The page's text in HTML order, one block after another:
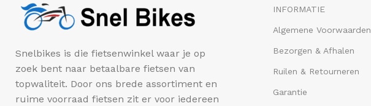
Snelbikes is die fietsenwinkel waar je op
zoek bent naar betaalbare fietsen van
topwaliteit. Door ons brede assortiment en
ruime voorraad fietsen zit er voor iedereen
INFORMATIE
Algemene Voorwaarden
Bezorgen & Afhalen
Ruilen & Retourneren
Garantie